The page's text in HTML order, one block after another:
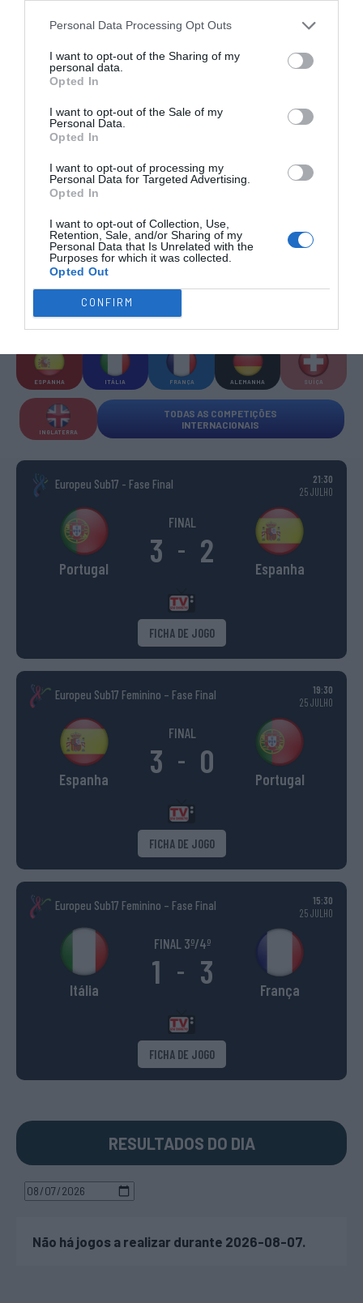
Personal Data Processing Opt Outs
I want to opt-out of the Sharing of my
personal data.
Opted In
I want to opt-out of the Sale of my
Personal Data.
Opted In
I want to opt-out of processing my
Personal Data for Targeted Advertising.
Opted In
I want to opt-out of Collection, Use,
Retention, Sale, and/or Sharing of my
Personal Data that Is Unrelated with the
Purposes for which it was collected.
Opted Out
CONFIRM
PLACARD
DIVISÃO
DIVISÃO
FEMININO
DIVERSAS
SUB-23 SUB-19 SUB-13
TORNEIOS 3x3 MASCULINO MASTERS
COMPETIÇÕES
NACIONAIS
COMPETIÇÕES INTERNACIONAIS
WSE MEN
WSE WOMEN
WSE CUP
ESPANHA ITÁLIA FRANÇA ALEMANHA SUÍÇA
INGLATERRA
TODAS AS COMPETIÇÕES
INTERNACIONAIS
Europeu Sub17 - Fase Final
21:30
25 JULHO
Portugal
FINAL
3 - 2 Espanha
FICHA DE JOGO
Europeu Sub17 Feminino – Fase Final
19:30
25 JULHO
Espanha
FINAL
3 - 0 Portugal
FICHA DE JOGO
Europeu Sub17 Feminino – Fase Final
15:30
25 JULHO
Itália
FINAL 3º/4º
1 - 3 França
FICHA DE JOGO
RESULTADOS DO DIA
Não há jogos a realizar durante 2026-08-07.